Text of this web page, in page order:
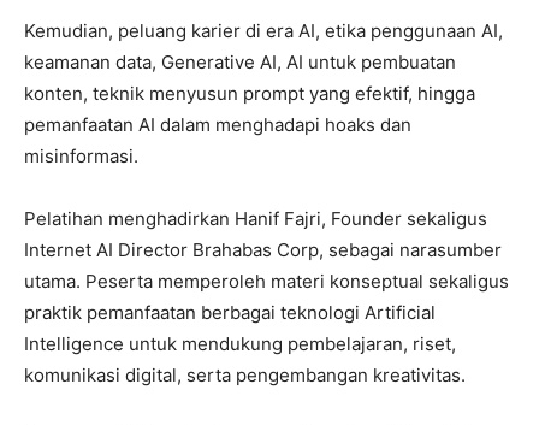
Kemudian, peluang karier di era AI, etika penggunaan AI,
keamanan data, Generative AI, AI untuk pembuatan
konten, teknik menyusun prompt yang efektif, hingga
pemanfaatan AI dalam menghadapi hoaks dan
misinformasi.
Pelatihan menghadirkan Hanif Fajri, Founder sekaligus
Internet AI Director Brahabas Corp, sebagai narasumber
utama. Peserta memperoleh materi konseptual sekaligus
praktik pemanfaatan berbagai teknologi Artificial
Intelligence untuk mendukung pembelajaran, riset,
komunikasi digital, serta pengembangan kreativitas.